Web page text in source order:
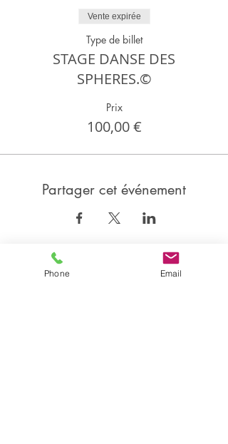
Vente expirée
Type de billet
STAGE DANSE DES
SPHERES.©
Prix
100,00 €
Partager cet événement
Phone Email